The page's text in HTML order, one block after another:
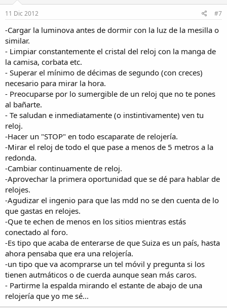
11 Dic 2012 #7
-Cargar la luminova antes de dormir con la luz de la mesilla o
similar.
- Limpiar constantemente el cristal del reloj con la manga de
la camisa, corbata etc.
- Superar el mínimo de décimas de segundo (con creces)
necesario para mirar la hora.
- Preocuparse por lo sumergible de un reloj que no te pones
al bañarte.
- Te saludan e inmediatamente (o instintivamente) ven tu
reloj.
-Hacer un "STOP" en todo escaparate de relojería.
-Mirar el reloj de todo el que pase a menos de 5 metros a la
redonda.
-Cambiar continuamente de reloj.
-Aprovechar la primera oportunidad que se dé para hablar de
relojes.
-Agudizar el ingenio para que las mdd no se den cuenta de lo
que gastas en relojes.
-Que te echen de menos en los sitios mientras estás
conectado al foro.
-Es tipo que acaba de enterarse de que Suiza es un país, hasta
ahora pensaba que era una relojería.
-un tipo que va acomprarse un tel móvil y pregunta si los
tienen autmáticos o de cuerda aunque sean más caros.
- Partirme la espalda mirando el estante de abajo de una
relojería que yo me sé...